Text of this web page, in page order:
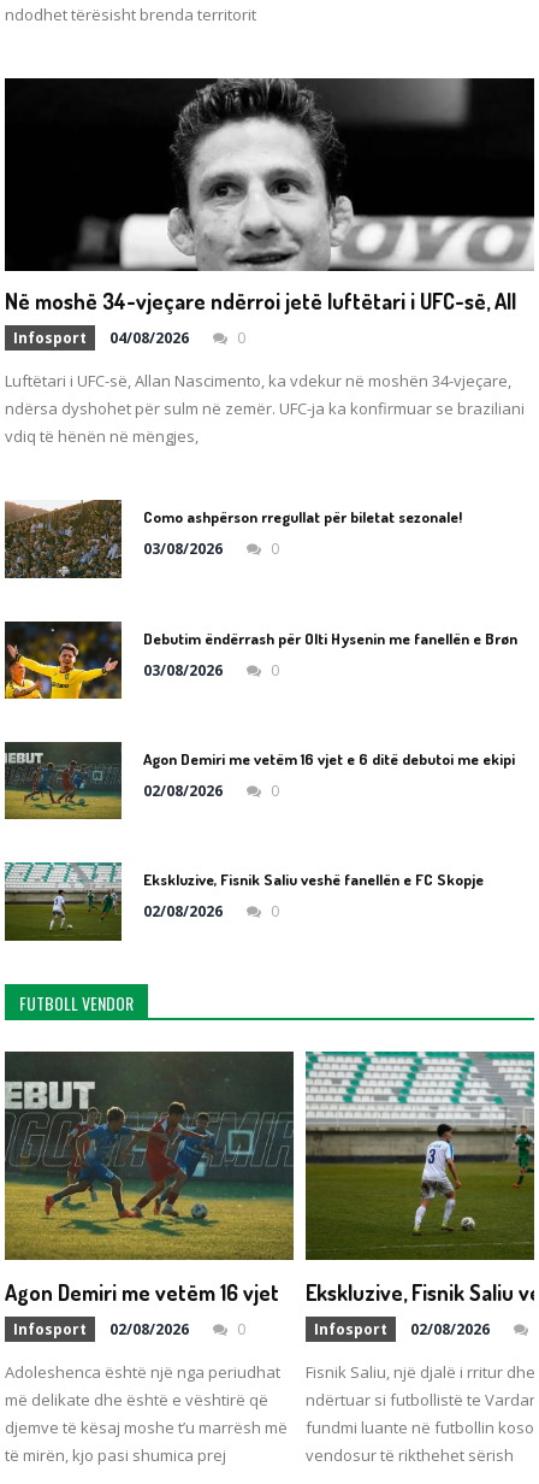
ndodhet tërësisht brenda territorit
Infosport 04/08/2026 0
Luftëtari i UFC-së, Allan Nascimento, ka vdekur në moshën 34-vjeçare,
ndërsa dyshohet për sulm në zemër. UFC-ja ka konfirmuar se braziliani
vdiq të hënën në mëngjes,
Como ashpërson rregullat për biletat sezonale!
03/08/2026 0
Debutim ëndërrash për Olti Hysenin me fanellën e Brøndby IF!
03/08/2026 0
Agon Demiri me vetëm 16 vjet e 6 ditë debutoi me ekipin e parë të Struga Trim Lum
02/08/2026 0
Ekskluzive, Fisnik Saliu veshë fanellën e FC Skopje
02/08/2026 0
FUTBOLL VENDOR
Infosport 02/08/2026 0
Adoleshenca është një nga periudhat
më delikate dhe është e vështirë që
djemve të kësaj moshe t’u marrësh më
të mirën, kjo pasi shumica prej
Infosport 02/08/2026
Fisnik Saliu, një djalë i rritur dhe
ndërtuar si futbollistë te
fundmi luante në futbollin
vendosur të rikthehet sërish